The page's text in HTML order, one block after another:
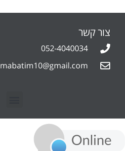
צור קשר
052-4040034
mabatim10@gmail.com